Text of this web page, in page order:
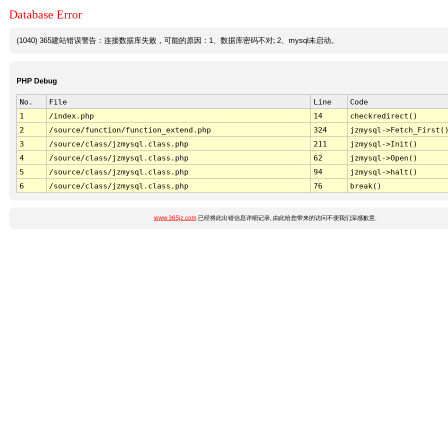
Database Error
(1040) 365建站错误警告：连接数据库失败，可能的原因：1、数据库密码不对; 2、mysql未启动。
PHP Debug
No. File Line
Code
1
/index.php 14
checkredirect()
2
/source/function/function_extend.php 324
jzmysql-
3
/source/class/jzmysql.class.php 211
jzmysql->Init()
4
/source/class/jzmysql.class.php 62
jzmysql->Open()
5
/source/class/jzmysql.class.php 94
jzmysql->halt()
6
/source/class/jzmysql.class.php 76 break()
www.365jz.com已经将此出错信息详细记录, 由此给您带来的访问不便我们深感歉意.